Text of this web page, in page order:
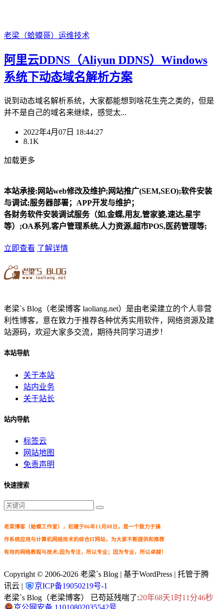
老梁（蛤蟆哥） 运维技术
阿里云DDNS（Aliyun DDNS）Windows
系统下动态域名解析方案
说到动态域名解析系统，大家都能想到啥花生壳之类的，但是
并不是自己的域名来继续，感觉太...
2022年4月07日 18:44:27
8.1K
加载更多
本站承接:网站web修改及维护;网站推广(SEM,SEO);软件安装
与调试;服务器部署；APP开发与维护；
各财务软件安装调试服务（如,金蝶,用友,管家婆,速达,星宇
等）;OA系列,客户管理系统,人力资源,超市POS,医药管理等;
立即查看 了解详情
老梁`s Blog（老梁博客 laoliang.net）是由老梁建立的个人非营
利性博客，意在致力于推荐各种优秀实用软件，网络资源及建
站源码，欢迎大家多交流，期待共同学习进步！
本站导航
关于本站
站内业务
关于站长
站内导航
标签云
网站地图
免责声明
快速搜索
老梁博客（蛤蟆工作室），初建于06年11月08日，是一个致力于操
作系统应用与计算机网络技术的综合IT网站，为大家不断提供和推荐
有用的网络教程与技术;因为专注，所以专业；因为专业，所以卓越！
Copyright © 2006-2026 老梁`s Blog | 基于WordPress | 托管于腾
讯云 |
京ICP备19050219号-1
老梁`s Blog（老梁博客） 已苟延残喘了:20年68天1时11分46秒
京公网安备 11010802035542号